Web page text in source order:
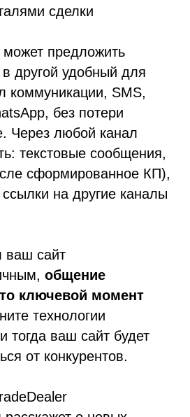
сделки
предложить
в другой удобный для
коммуникации, SMS,
без потери
Через любой канал
текстовые сообщения,
сформированное КП),
на другие каналы
ваш сайт
общение
ключевой момент
технологии
тогда ваш сайт будет
от конкурентов.